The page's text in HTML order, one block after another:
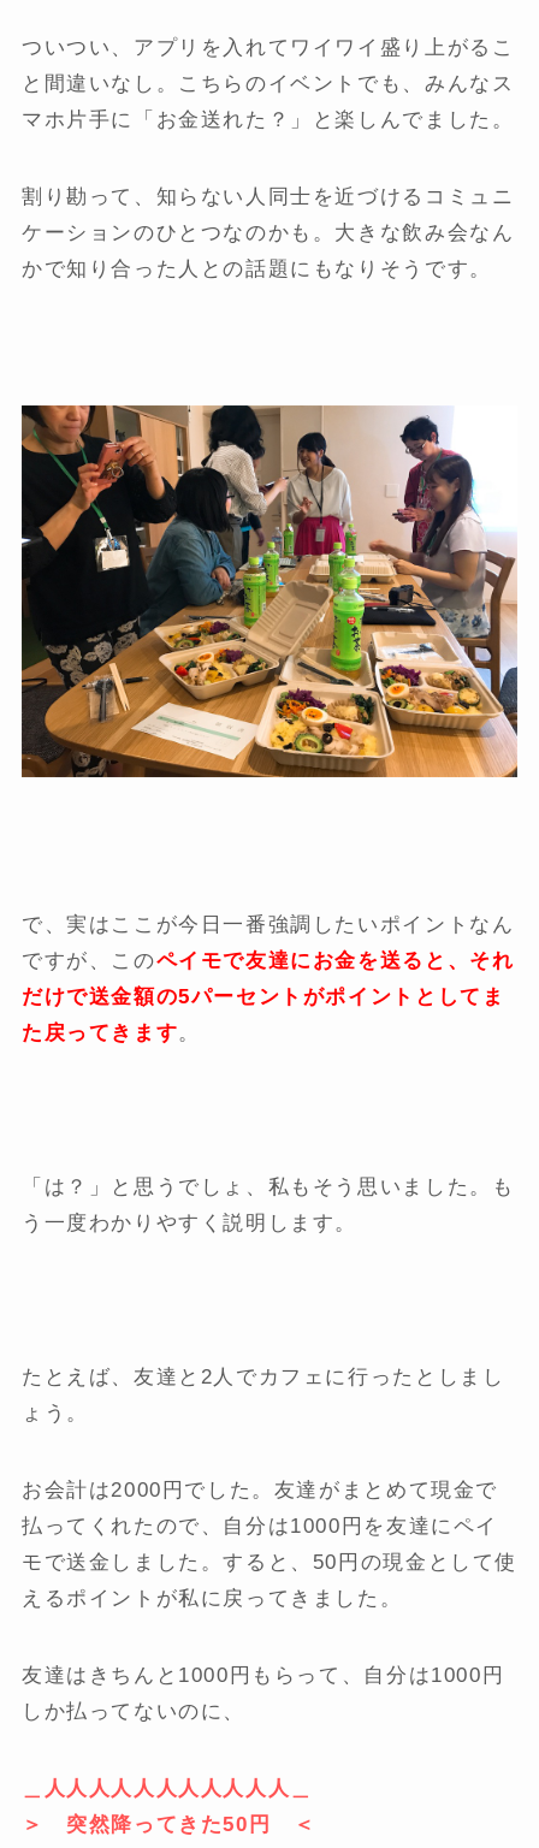
ついつい、アプリを入れてワイワイ盛り上がるこ
と間違いなし。こちらのイベントでも、みんなス
マホ片手に「お金送れた？」と楽しんでました。
割り勘って、知らない人同士を近づけるコミュニ
ケーションのひとつなのかも。大きな飲み会なん
かで知り合った人との話題にもなりそうです。
で、実はここが今日一番強調したいポイントなん
ですが、このペイモで友達にお金を送ると、それ
だけで送金額の5パーセントがポイントとしてま
た戻ってきます。
「は？」と思うでしょ、私もそう思いました。も
う一度わかりやすく説明します。
たとえば、友達と2人でカフェに行ったとしまし
ょう。
お会計は2000円でした。友達がまとめて現金で
払ってくれたので、自分は1000円を友達にペイ
モで送金しました。すると、50円の現金として使
えるポイントが私に戻ってきました。
友達はきちんと1000円もらって、自分は1000円
しか払ってないのに、
＿人人人人人人人人人人人＿
＞ 突然降ってきた50円 ＜